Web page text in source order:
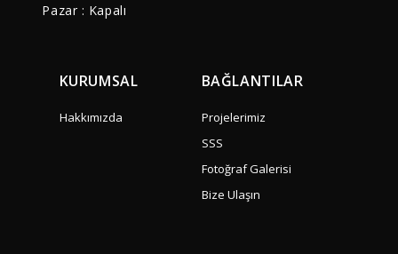
Pazar : Kapalı
KURUMSAL
Hakkımızda
BAĞLANTILAR
Projelerimiz
SSS
Fotoğraf Galerisi
Bize Ulaşın